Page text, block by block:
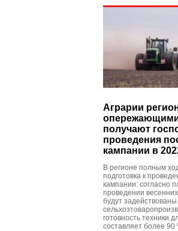
Аграрии
получают
проведения
кампании в
В регионе полным
подготовка к
кампании: согласно
проведении
будут
готовность техники
составляет более 90